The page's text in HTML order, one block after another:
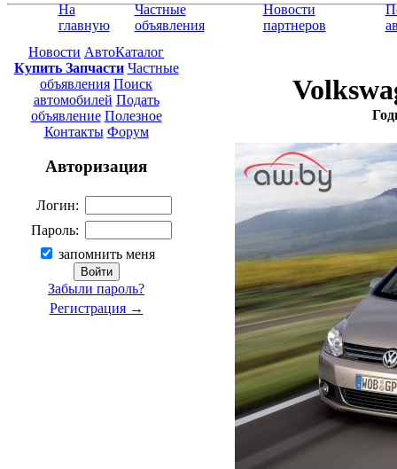
На
главную
Частные
объявления
Новости
партнеров
Новости АвтоКаталог
Купить Запчасти Частные
объявления Поиск
автомобилей Подать
объявление Полезное
Контакты Форум
Авторизация
Логин:
Пароль:
запомнить меня
Забыли пароль?
Регистрация →